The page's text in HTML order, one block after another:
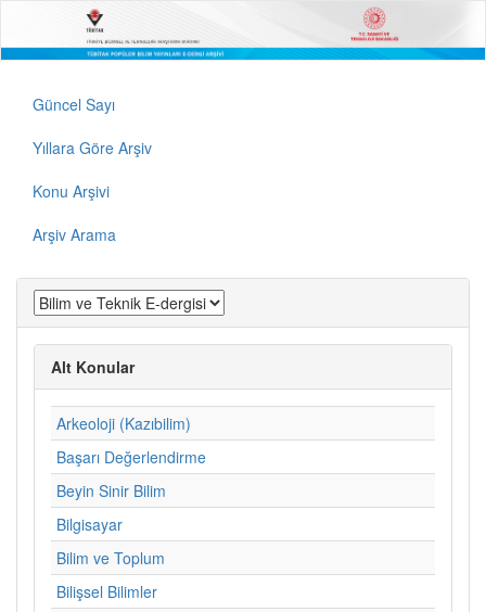
Güncel Sayı
Yıllara Göre Arşiv
Konu Arşivi
Arşiv Arama
Alt Konular
Arkeoloji (Kazıbilim)
Başarı Değerlendirme
Beyin Sinir Bilim
Bilgisayar
Bilim ve Toplum
Bilişsel Bilimler